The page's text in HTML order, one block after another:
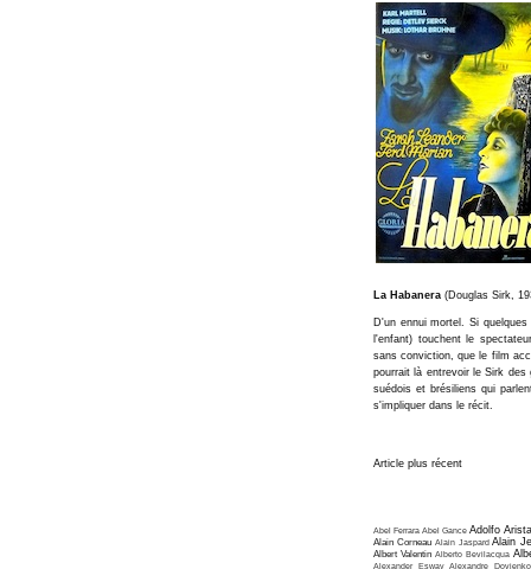
La Habanera (Douglas Sirk,
D'un ennui mortel. Si
l'enfant) touchent le
sans conviction, que le film
pourrait là entrevoir le Sirk
suédois et brésiliens qui
s'impliquer dans le récit.
Article plus récent
Abel Ferrara Abel Gance Adolfo
Alain Corneau Alain Jaspard Alain
Albert Valentin Alberto Bevilacqua
Alexander Esway Alexandre Dovjenko